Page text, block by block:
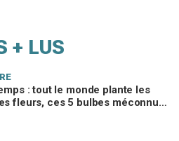
+ LUS
: tout le monde plante les
fleurs, ces 5 bulbes méconnus